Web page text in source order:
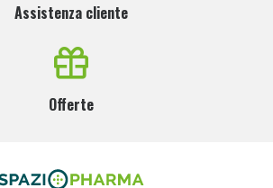
Assistenza cliente
Offerte